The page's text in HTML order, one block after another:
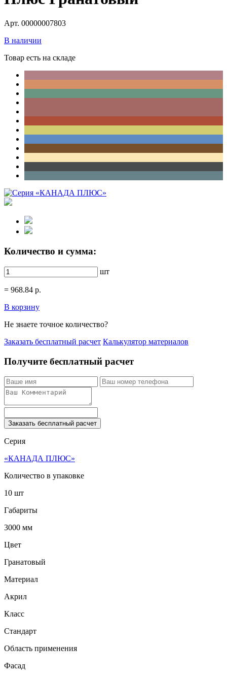
Арт. 00000007803
В наличии
Товар есть на складе
Количество и сумма:
шт
= 968.84 р.
В корзину
Не знаете точное количество?
Заказать бесплатный расчет Калькулятор материалов
Получите бесплатный расчет
Заказать бесплатный расчет
Серия
«КАНАДА ПЛЮС»
Количество в упаковке
10 шт
Габариты
3000 мм
Цвет
Гранатовый
Материал
Акрил
Класс
Стандарт
Область применения
Фасад